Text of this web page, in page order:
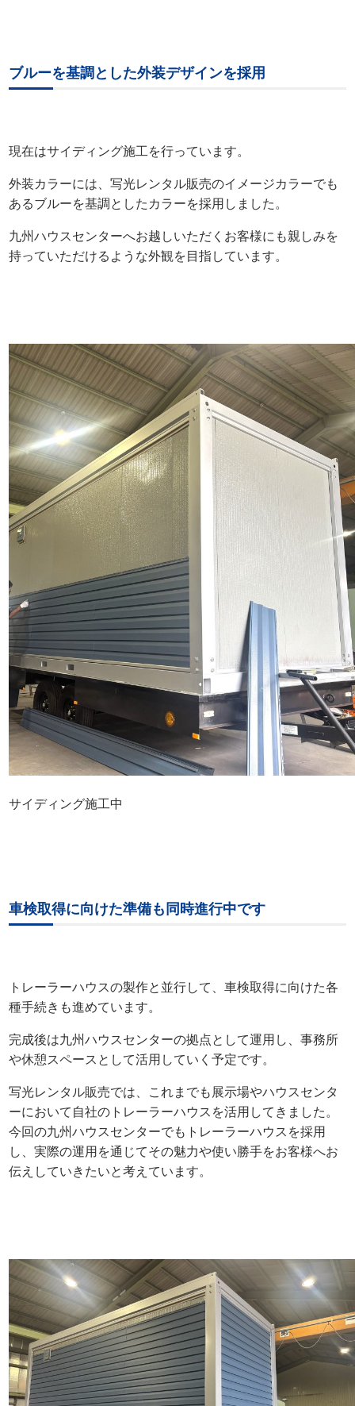
ブルーを基調とした外装デザインを採用
現在はサイディング施工を行っています。
外装カラーには、写光レンタル販売のイメージカラーでも
あるブルーを基調としたカラーを採用しました。
九州ハウスセンターへお越しいただくお客様にも親しみを
持っていただけるような外観を目指しています。
サイディング施工中
車検取得に向けた準備も同時進行中です
トレーラーハウスの製作と並行して、車検取得に向けた各
種手続きも進めています。
完成後は九州ハウスセンターの拠点として運用し、事務所
や休憩スペースとして活用していく予定です。
写光レンタル販売では、これまでも展示場やハウスセンタ
ーにおいて自社のトレーラーハウスを活用してきました。
今回の九州ハウスセンターでもトレーラーハウスを採用
し、実際の運用を通じてその魅力や使い勝手をお客様へお
伝えしていきたいと考えています。